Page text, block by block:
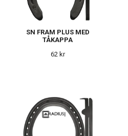
SN FRAM PLUS MED
TÅKAPPA
62 kr